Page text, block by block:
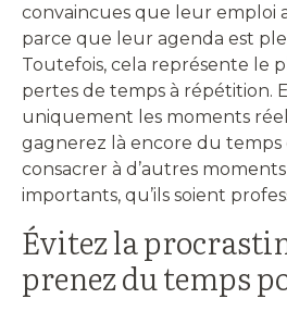
convaincues que leur emploi
parce que leur agenda est
Toutefois, cela représente le
pertes de temps à répétition.
uniquement les moments
gagnerez là encore du
consacrer à d’autres
importants, qu’ils soient
Évitez la
prenez du temps